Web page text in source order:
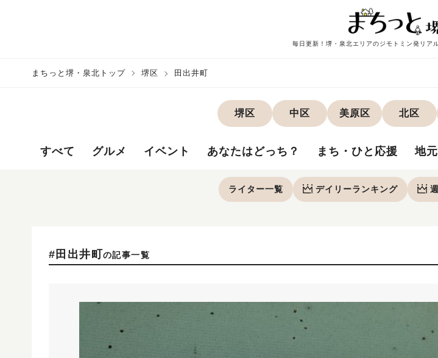
毎日更新！堺・泉北エリアのジモトミン発リア
まちっと堺・泉北トップ 堺区 田出井町
堺区 中区 美原区 北区
すべて グルメ イベント あなたはどっち？ まち・ひと応援 地
ライター一覧 デイリーランキング
#田出井町 の記事一覧